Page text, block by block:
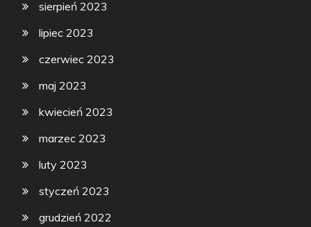
sierpień 2023
lipiec 2023
czerwiec 2023
maj 2023
kwiecień 2023
marzec 2023
luty 2023
styczeń 2023
grudzień 2022